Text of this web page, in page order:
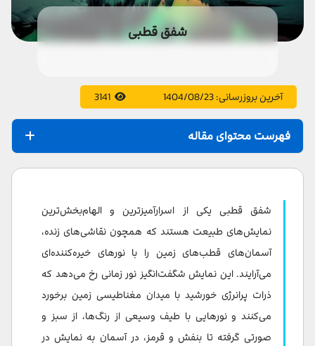
شفق قطبی
آخرین بروزرسانی:1404/08/23
فهرست محتوای مقاله
شفق قطبی چیست و چگونه تشکیل می‌شود؟
شفق قطبی چه زمانی رخ می‌دهد؟
مورمانسک، ارزان‌ترین مقصد برای تماشای شفق قطبی
بهترین زمان برای دیدن شفق قطبی روسیه
عکاسی از پدیده شفق قطبی
شفق قطبی یکی از اسرارآمیزترین و الهام‌بخش‌ترین
نمایش‌های طبیعت هستند که همچون نقاشی‌های زنده،
آسمان‌های قطب‌های زمین را با نورهای خیره‌کننده‌ای
می‌آرایند. این نمایش شگفت‌انگیز نور زمانی رخ می‌دهد که
ذرات پرانرژی خورشید با میدان مغناطیسی زمین برخورد
می‌کنند و نورهایی با طیف وسیعی از رنگ‌ها، از سبز و
صورتی گرفته تا بنفش و قرمز، در آسمان به نمایش در